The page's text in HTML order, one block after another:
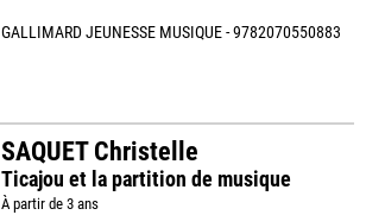
GALLIMARD JEUNESSE MUSIQUE - 9782070550883
SAQUET Christelle
Ticajou et la partition de musique
À partir de 3 ans